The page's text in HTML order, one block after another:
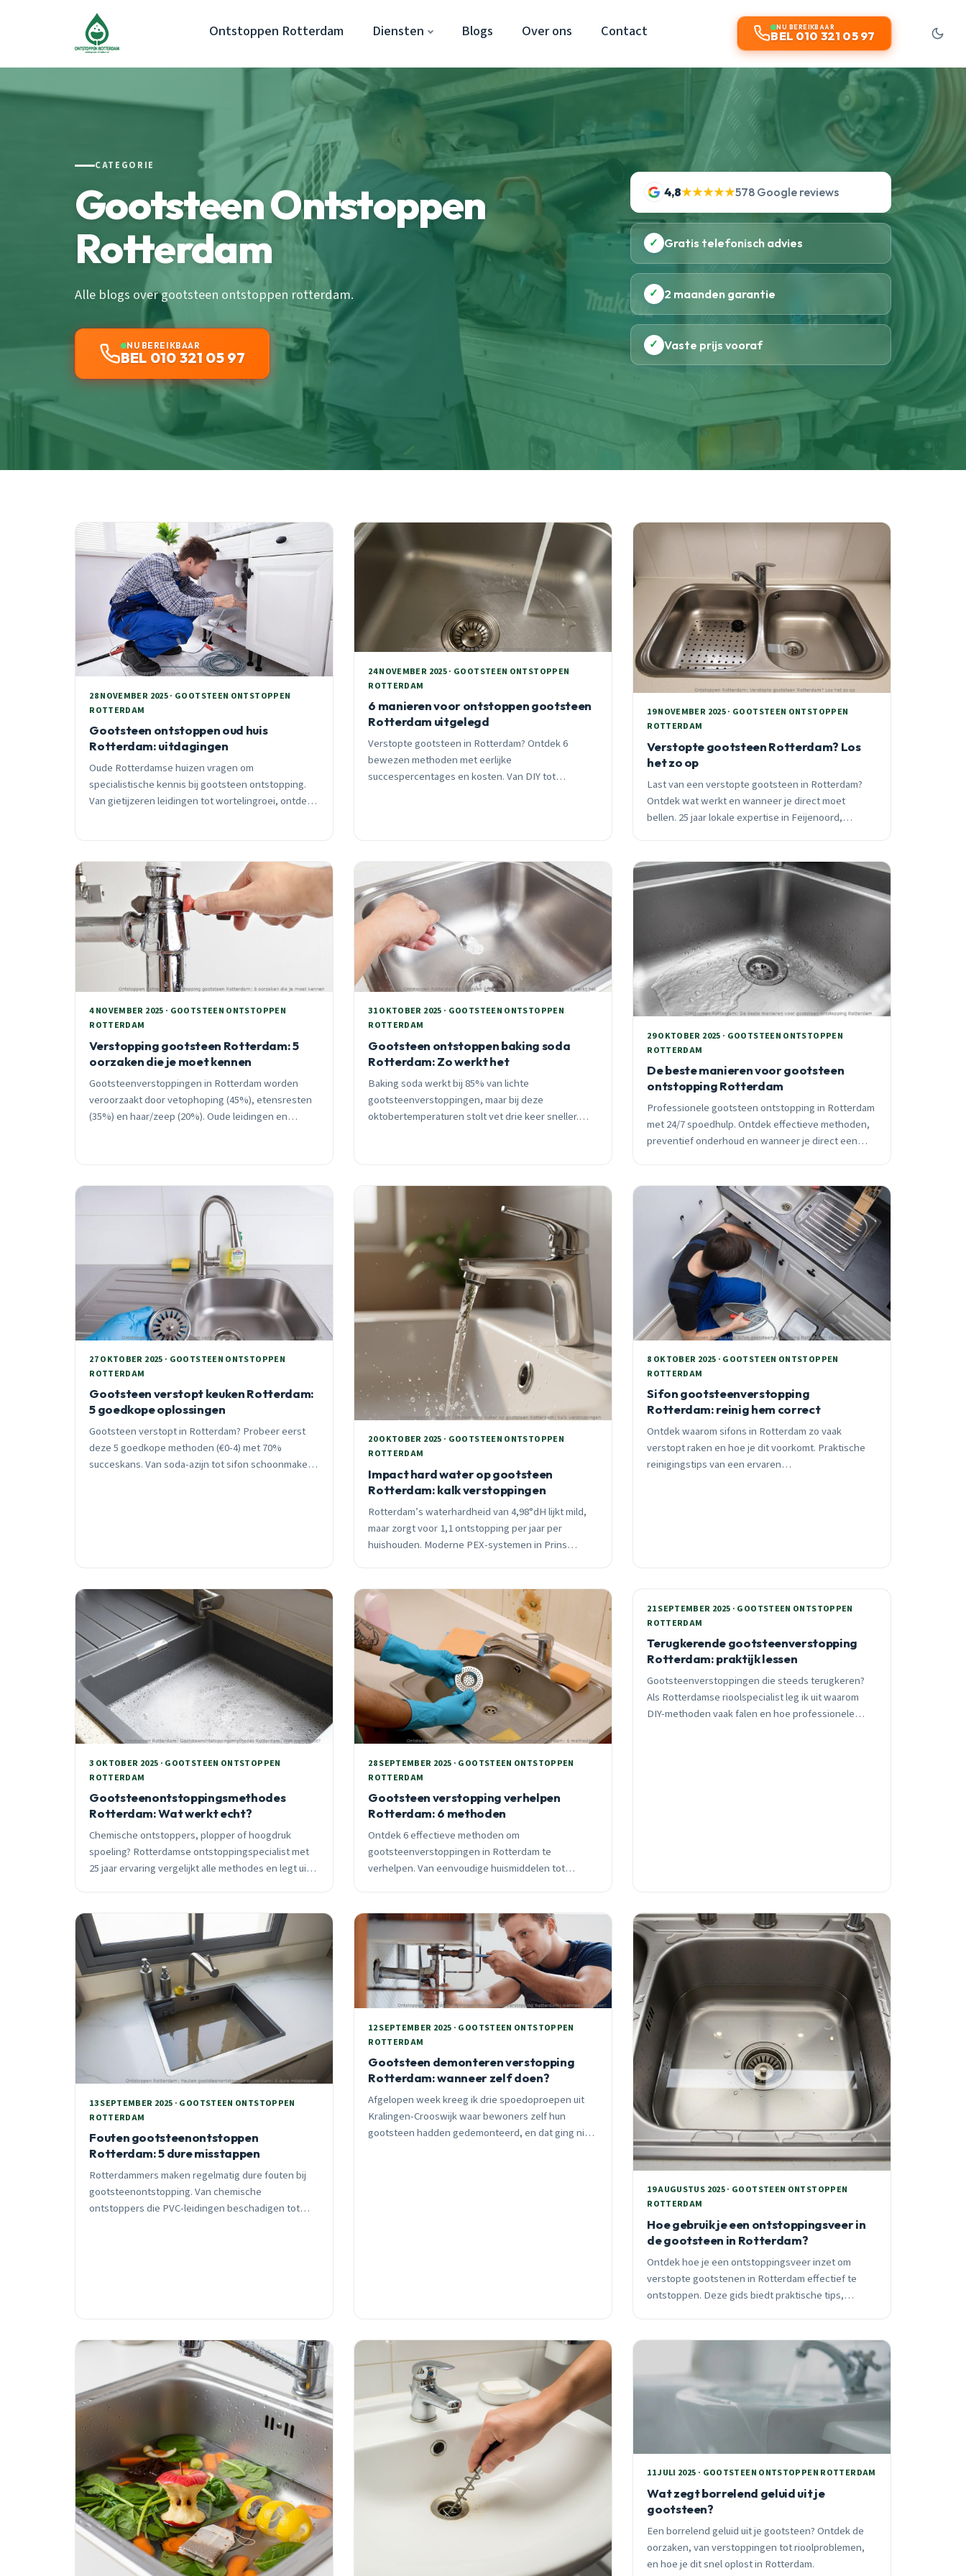
Ontstoppen Rotterdam Diensten Blogs Over ons Contact NU BEREIKBAAR
BEL 010 321 05 97
CATEGORIE
Gootsteen Ontstoppen
Rotterdam
Alle blogs over gootsteen ontstoppen rotterdam.
NU BEREIKBAAR
BEL 010 321 05 97
4,8★★★★★578 Google reviews
✓ Gratis telefonisch advies
✓ 2 maanden garantie
✓ Vaste prijs vooraf
28 NOVEMBER 2025 · GOOTSTEEN ONTSTOPPEN
ROTTERDAM
Gootsteen ontstoppen oud huis
Rotterdam: uitdagingen
Oude Rotterdamse huizen vragen om
specialistische kennis bij gootsteen ontstopping.
Van gietijzeren leidingen tot wortelingroei, ontdek
24 NOVEMBER 2025 · GOOTSTEEN ONTSTOPPEN
ROTTERDAM
6 manieren voor ontstoppen gootsteen
Rotterdam uitgelegd
Verstopte gootsteen in Rotterdam? Ontdek 6
bewezen methoden met eerlijke
succespercentages en kosten. Van DIY tot
19 NOVEMBER 2025 · GOOTSTEEN ONTSTOPPEN
ROTTERDAM
Verstopte gootsteen Rotterdam? Los
het zo op
Last van een verstopte gootsteen in Rotterdam?
Ontdek wat werkt en wanneer je direct moet
bellen. 25 jaar lokale expertise in Feijenoord,
4 NOVEMBER 2025 · GOOTSTEEN ONTSTOPPEN
ROTTERDAM
Verstopping gootsteen Rotterdam: 5
oorzaken die je moet kennen
Gootsteenverstoppingen in Rotterdam worden
veroorzaakt door vetophoping (45%), etensresten
(35%) en haar/zeep (20%). Oude leidingen en
31 OKTOBER 2025 · GOOTSTEEN ONTSTOPPEN
ROTTERDAM
Gootsteen ontstoppen baking soda
Rotterdam: Zo werkt het
Baking soda werkt bij 85% van lichte
gootsteenverstoppingen, maar bij deze
oktobertemperaturen stolt vet drie keer sneller.
29 OKTOBER 2025 · GOOTSTEEN ONTSTOPPEN
ROTTERDAM
De beste manieren voor gootsteen
ontstopping Rotterdam
Professionele gootsteen ontstopping in Rotterdam
met 24/7 spoedhulp. Ontdek effectieve methoden,
preventief onderhoud en wanneer je direct een
27 OKTOBER 2025 · GOOTSTEEN ONTSTOPPEN
ROTTERDAM
Gootsteen verstopt keuken Rotterdam:
5 goedkope oplossingen
Gootsteen verstopt in Rotterdam? Probeer eerst
deze 5 goedkope methoden (€0-4) met 70%
succeskans. Van soda-azijn tot sifon schoonmaken,
20 OKTOBER 2025 · GOOTSTEEN ONTSTOPPEN
ROTTERDAM
Impact hard water op gootsteen
Rotterdam: kalk verstoppingen
Rotterdam’s waterhardheid van 4,98°dH lijkt mild,
maar zorgt voor 1,1 ontstopping per jaar per
huishouden. Moderne PEX-systemen in Prins
€2.000-3.000 schade.
8 OKTOBER 2025 · GOOTSTEEN ONTSTOPPEN
ROTTERDAM
Sifon gootsteenverstopping
Rotterdam: reinig hem correct
Ontdek waarom sifons in Rotterdam zo vaak
verstopt raken en hoe je dit voorkomt. Praktische
reinigingstips van een ervaren
3 OKTOBER 2025 · GOOTSTEEN ONTSTOPPEN
ROTTERDAM
Gootsteenontstoppingsmethodes
Rotterdam: Wat werkt echt?
Chemische ontstoppers, plopper of hoogdruk
spoeling? Rotterdamse ontstoppingspecialist met
25 jaar ervaring vergelijkt alle methodes en legt uit
28 SEPTEMBER 2025 · GOOTSTEEN ONTSTOPPEN
ROTTERDAM
Gootsteen verstopping verhelpen
Rotterdam: 6 methoden
Ontdek 6 effectieve methoden om
gootsteenverstoppingen in Rotterdam te
verhelpen. Van eenvoudige huismiddelen tot
leidingtypen.
21 SEPTEMBER 2025 · GOOTSTEEN ONTSTOPPEN
ROTTERDAM
Terugkerende gootsteenverstopping
Rotterdam: praktijk lessen
Gootsteenverstoppingen die steeds terugkeren?
Als Rotterdamse rioolspecialist leg ik uit waarom
DIY-methoden vaak falen en hoe professionele
13 SEPTEMBER 2025 · GOOTSTEEN ONTSTOPPEN
ROTTERDAM
Fouten gootsteenontstoppen
Rotterdam: 5 dure misstappen
Rotterdammers maken regelmatig dure fouten bij
gootsteenontstopping. Van chemische
ontstoppers die PVC-leidingen beschadigen tot
12 SEPTEMBER 2025 · GOOTSTEEN ONTSTOPPEN
ROTTERDAM
Gootsteen demonteren verstopping
Rotterdam: wanneer zelf doen?
Afgelopen week kreeg ik drie spoedoproepen uit
Kralingen-Crooswijk waar bewoners zelf hun
gootsteen hadden gedemonteerd, en dat ging niet
19 AUGUSTUS 2025 · GOOTSTEEN ONTSTOPPEN
ROTTERDAM
Hoe gebruik je een ontstoppingsveer in
de gootsteen in Rotterdam?
Ontdek hoe je een ontstoppingsveer inzet om
verstopte gootstenen in Rotterdam effectief te
ontstoppen. Deze gids biedt praktische tips,
11 JULI 2025 · GOOTSTEEN ONTSTOPPEN ROTTERDAM
Wat zegt borrelend geluid uit je
gootsteen?
Een borrelend geluid uit je gootsteen? Ontdek de
oorzaken, van verstoppingen tot rioolproblemen,
en hoe je dit snel oplost in Rotterdam.